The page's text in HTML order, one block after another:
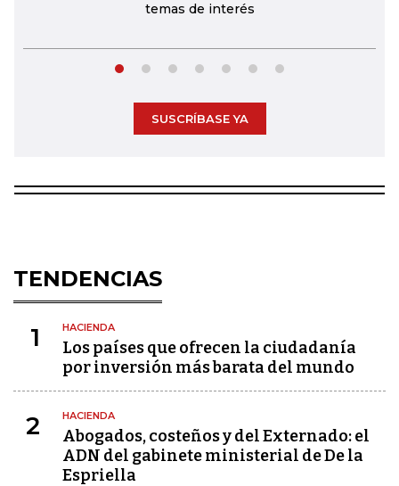
temas de interés
SUSCRÍBASE YA
TENDENCIAS
1 HACIENDA
Los países que ofrecen la ciudadanía
por inversión más barata del mundo
2 HACIENDA
Abogados, costeños y del Externado: el
ADN del gabinete ministerial de De la
Espriella